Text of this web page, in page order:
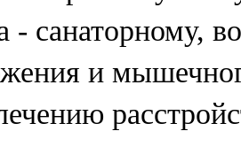
- санаторному,
и